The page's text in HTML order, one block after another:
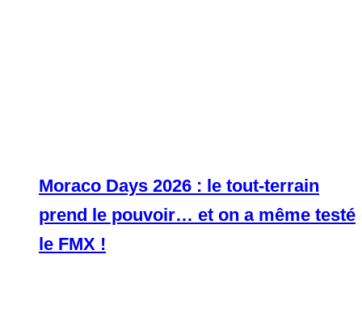
Moraco Days 2026 : le tout-terrain
prend le pouvoir… et on a même testé
le FMX !